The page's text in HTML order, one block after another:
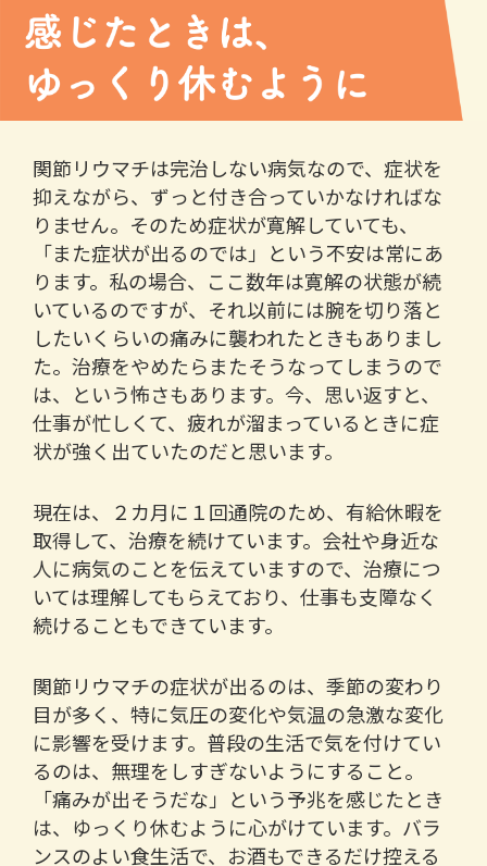
関節リウマチは完治しない病気なので、症状を
抑えながら、ずっと付き合っていかなければな
りません。そのため症状が寛解していても、
「また症状が出るのでは」という不安は常にあ
ります。私の場合、ここ数年は寛解の状態が続
いているのですが、それ以前には腕を切り落と
したいくらいの痛みに襲われたときもありまし
た。治療をやめたらまたそうなってしまうので
は、という怖さもあります。今、思い返すと、
仕事が忙しくて、疲れが溜まっているときに症
状が強く出ていたのだと思います。
現在は、２カ月に１回通院のため、有給休暇を
取得して、治療を続けています。会社や身近な
人に病気のことを伝えていますので、治療につ
いては理解してもらえており、仕事も支障なく
続けることもできています。
関節リウマチの症状が出るのは、季節の変わり
目が多く、特に気圧の変化や気温の急激な変化
に影響を受けます。普段の生活で気を付けてい
るのは、無理をしすぎないようにすること。
「痛みが出そうだな」という予兆を感じたとき
は、ゆっくり休むように心がけています。バラ
ンスのよい食生活で、お酒もできるだけ控える